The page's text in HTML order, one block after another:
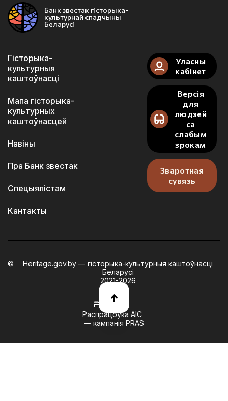
Банк звестак гісторыка-
культурнай спадчыны
Беларусі
Гісторыка-
культурныя
каштоўнасці
Мапа гісторыка-
культурных
каштоўнасцей
Навіны
Пра Банк звестак
Спецыялістам
Кантакты
Уласны
кабінет
Версія
для
людзей
са
слабым
зрокам
Зваротная
сувязь
Heritage.gov.by — гісторыка-культурныя каштоўнасці
Беларусі
2021-2026
Распрацоўка АІС
— кампанія PRAS